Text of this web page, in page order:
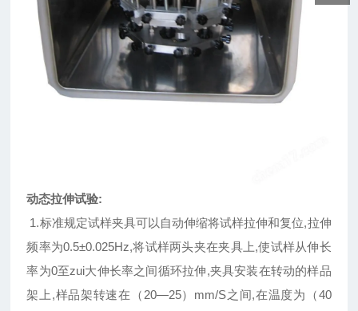
动态拉伸试验:
1.标准规定试样夹具可以自动伸缩将试样拉伸和复位,拉伸
频率为0.5±0.025Hz,将试样两头夹在夹具上,使试样从伸长
率为0至zui大伸长率之间循环拉伸,夹具安装在转动的样品
架上,样品架转速在（20—25）mm/S之间,在温度为（40